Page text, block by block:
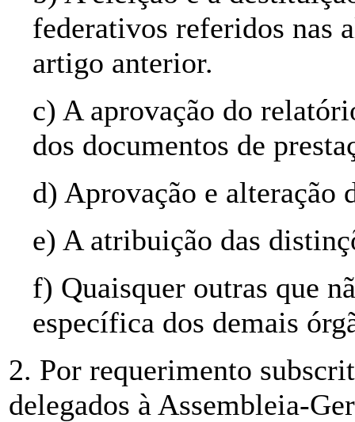
federativos referidos nas
artigo anterior.
c) A aprovação do
dos documentos de
d) Aprovação e alteração
e) A atribuição das
f) Quaisquer outras que
específica dos demais
2. Por requerimento
delegados à Assembleia-